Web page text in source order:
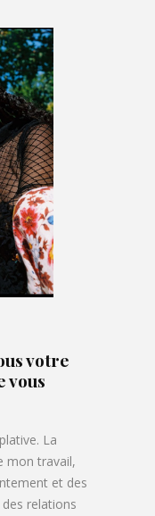
votre
vous
La
mon travail,
et des
relations